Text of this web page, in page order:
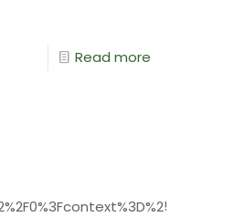
Read more